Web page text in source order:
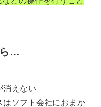
ら…
消えない
はソフト会社におまか